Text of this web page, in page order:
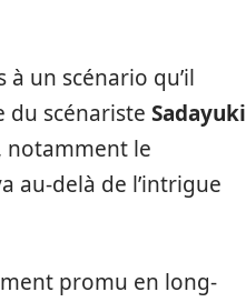
un scénario qu’il
du scénariste Sadayuki
notamment le
au-delà de l’intrigue
promu en long-